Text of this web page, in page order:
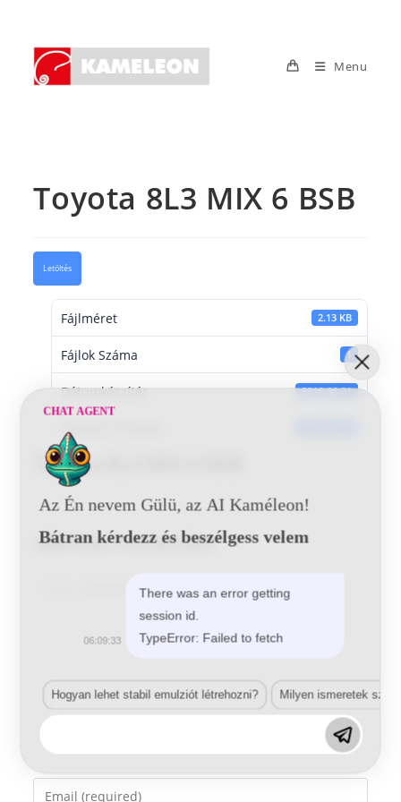
content
Menu
Toyota 8L3 MIX 6 BSB
Letöltés
Fájlméret 2.13 KB
Fájlok Száma 1
Dátumkészítés 2016-06-21
Utoljára frissített
Toyota 8L3 MIX 6 BSB
Vélemény, hozzászólás?
your
name
Enter
CHAT AGENT
Az Én nevem Gülü, az AI Kaméleon!
Bátran kérdezz és beszélgess velem
There was an error getting
session id.
TypeError: Failed to fetch
06:09:33
Hogyan lehet stabil emulziót létrehozni? Milyen ismeretek